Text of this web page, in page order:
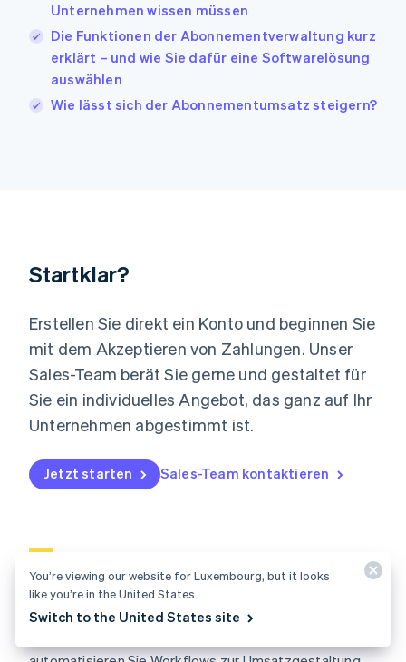
Unternehmen wissen müssen
Die Funktionen der Abonnementverwaltung kurz
erklärt – und wie Sie dafür eine Softwarelösung
auswählen
Wie lässt sich der Abonnementumsatz steigern?
Startklar?
Erstellen Sie direkt ein Konto und beginnen Sie
mit dem Akzeptieren von Zahlungen. Unser
Sales-Team berät Sie gerne und gestaltet für
Sie ein individuelles Angebot, das ganz auf Ihr
Unternehmen abgestimmt ist.
Jetzt starten Sales-Team kontaktieren
Billing
Kroatien
EnglishItaliano
Lettland
Liechtenstein
DeutschEnglish
Mexiko
English
Niederlande
Nederlands English
Norwegen
English
Österreich
Polen
English
Portugal
SvenskaEnglish
Schweiz
DeutschFrançaisItalianoEnglish
English简体中文
You’re viewing our website for Luxembourg, but it looks
like you’re in the United States.
Switch to the United States site